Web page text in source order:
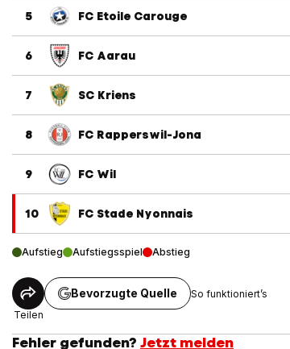
5 FC Etoile Carouge
6 FC Aarau
7 SC Kriens
8 FC Rapperswil-Jona
9 FC Wil
10 FC Stade Nyonnais
Aufstieg Aufstiegsspiel Abstieg
Teilen
Bevorzugte Quelle So funktioniert’s
Fehler gefunden? Jetzt melden